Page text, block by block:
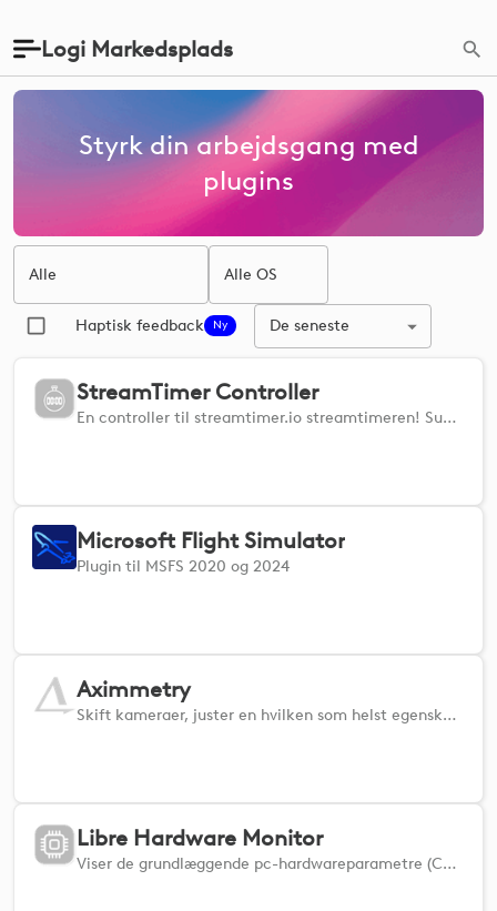
Logi Markedsplads
Styrk din arbejdsgang med
plugins
Alle Alle OS
Haptisk feedback Ny De seneste
StreamTimer Controller
En controller til streamtimer.io streamtimeren! Subathons, tog og andre nyttige værktøjer til livestreamere.
Microsoft Flight Simulator
Plugin til MSFS 2020 og 2024
Aximmetry
Skift kameraer, juster en hvilken som helst egenskab, eller vælg en hvilken som helst kontrolpanelknap i din Aximmetry-scene fra din enhed.
Libre Hardware Monitor
Viser de grundlæggende pc-hardwareparametre (CPU- og GPU-temperatur, CPU-, GPU- og hukommelsesbelastning, CPU-strømforbrug osv.)